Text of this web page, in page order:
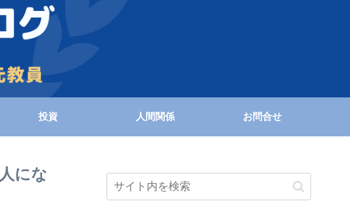
投資 人間関係 お問合せ
にな